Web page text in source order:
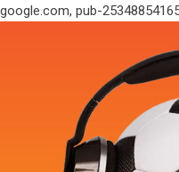
google.com, pub-